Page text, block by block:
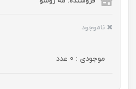
ناموجود
موجودی : 0 عدد